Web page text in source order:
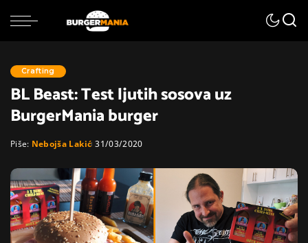
Crafting
BL Beast: Test ljutih sosova uz
BurgerMania burger
Posted
Piše: Nebojša Lakić 31/03/2020